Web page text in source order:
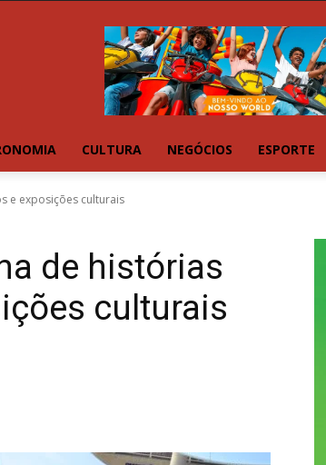
CULTURA NEGÓCIOS ESPORTE
e exposições culturais
de histórias
culturais